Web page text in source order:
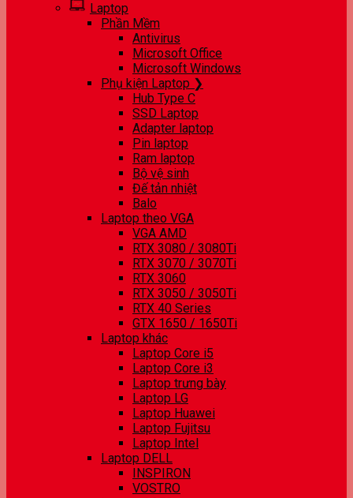
Laptop
Phần Mềm
Antivirus
Microsoft Office
Microsoft Windows
Phụ kiện Laptop ❯
Hub Type C
SSD Laptop
Adapter laptop
Pin laptop
Ram laptop
Bộ vệ sinh
Đế tản nhiệt
Balo
Laptop theo VGA
VGA AMD
RTX 3080 / 3080Ti
RTX 3070 / 3070Ti
RTX 3060
RTX 3050 / 3050Ti
RTX 40 Series
GTX 1650 / 1650Ti
Laptop khác
Laptop Core i5
Laptop Core i3
Laptop trưng bày
Laptop LG
Laptop Huawei
Laptop Fujitsu
Laptop Intel
Laptop DELL
INSPIRON
VOSTRO